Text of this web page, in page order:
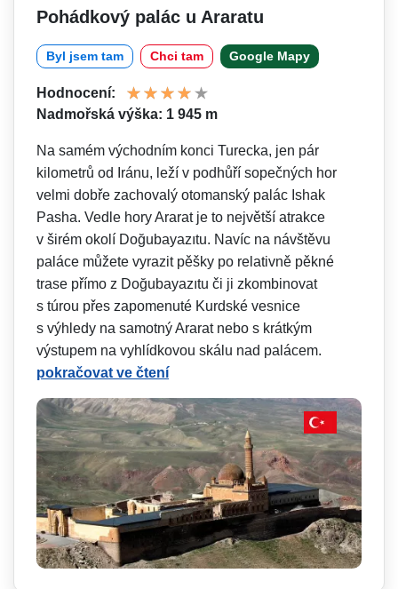
Pohádkový palác u Araratu
Byl jsem tam Chci tam Google Mapy
Hodnocení:
Nadmořská výška: 1 945 m
Na samém východním konci Turecka, jen pár
kilometrů od Iránu, leží v podhůří sopečných hor
velmi dobře zachovalý otomanský palác Ishak
Pasha. Vedle hory Ararat je to největší atrakce
v širém okolí Doğubayazıtu. Navíc na návštěvu
paláce můžete vyrazit pěšky po relativně pěkné
trase přímo z Doğubayazıtu či ji zkombinovat
s túrou přes zapomenuté Kurdské vesnice
s výhledy na samotný Ararat nebo s krátkým
výstupem na vyhlídkovou skálu nad palácem.
pokračovat ve čtení